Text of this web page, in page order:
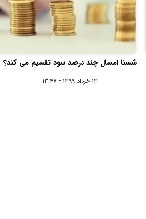
شستا امسال چند درصد سود تقسیم می کند؟
۱۳ خرداد ۱۳۹۹ - ۱۳:۴۷